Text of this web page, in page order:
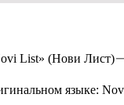
List» (Нови Лист)
языке: